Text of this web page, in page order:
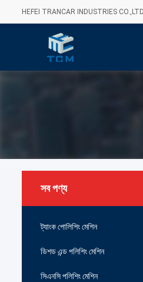
HEFEI TRANCAR INDUSTRIES CO.,LTD
সব পণ্য
ট্যাংক পোলিশিং মেশিন
ডিশড এন্ড পলিশিং মেশিন
সিএনসি পলিশিং মেশিন